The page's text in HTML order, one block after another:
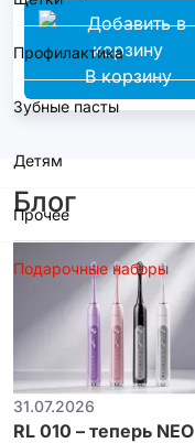
Профилактика
Зубные пасты
Детям
Прочее
Подарочные наборы
В корзину
Блог
31.07.2026
RL 010 – теперь NEO